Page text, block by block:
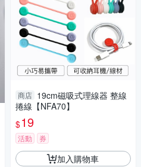
商店 19cm磁吸式理線器 整線
捲線【NFA70】
$19
活動 券
加入購物車